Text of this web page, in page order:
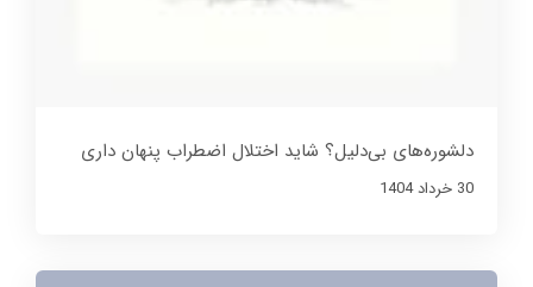
دلشوره‌های بی‌دلیل؟ شاید اختلال اضطراب پنهان داری
30 خرداد 1404